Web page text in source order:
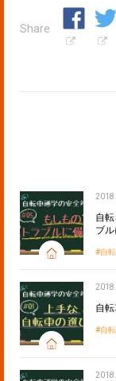
Share
自
ブ
自
自
自